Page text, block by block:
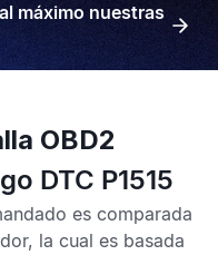
máximo nuestras
OBD2
DTC P1515
es comparada
la cual es basada